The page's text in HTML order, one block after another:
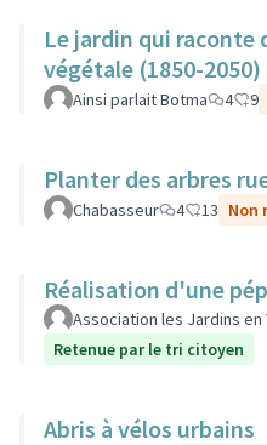
Le jardin qui raconte
végétale (1850-2050)
Ainsi parlait Botma 4 9
Planter des arbres
Chabasseur 4 13 Non
Réalisation d'une
Association les Jardins en
Retenue par le tri citoyen
Abris à vélos urbains